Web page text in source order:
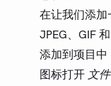
在让我们添加
JPEG、GIF
添加到项目
图标打开文